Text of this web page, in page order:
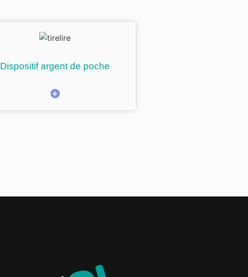
Dispositif argent de poche